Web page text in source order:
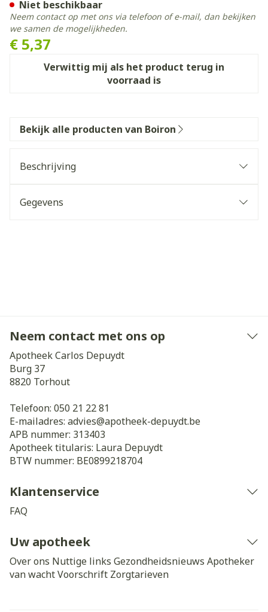
€ 5,37
Verwittig mij als het product terug in
voorraad is
Niet beschikbaar
Neem contact op met ons via telefoon of e-mail, dan bekijken
we samen de mogelijkheden.
Bekijk alle producten van Boiron
Beschrijving
Gegevens
Neem contact met ons op
Apotheek Carlos Depuydt
Burg 37
8820 Torhout
Telefoon: 050 21 22 81
E-mailadres: advies@apotheek-depuydt.be
APB nummer: 313403
Apotheek titularis: Laura Depuydt
BTW nummer: BE0899218704
Klantenservice
FAQ
Uw apotheek
Over ons Nuttige links Gezondheidsnieuws Apotheker
van wachtVoorschrift Zorgtarieven